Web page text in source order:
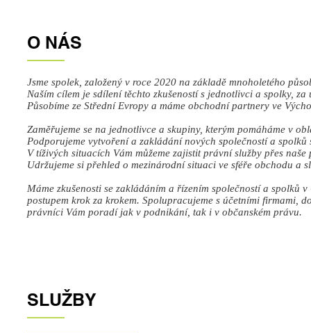
O NÁS
Jsme spolek, založený v roce 2020 na základě mnoholetého
Naším cílem je sdílení těchto zkušeností s jednotlivci a spolky,
Působíme ze Střední Evropy a máme obchodní partnery ve
Zaměřujeme se na jednotlivce a skupiny, kterým pomáháme v
Podporujeme vytvoření a zakládání nových společností a spolků
V tíživých situacích Vám můžeme zajistit právní služby přes
Udržujeme si přehled o mezinárodní situaci ve sféře obchodu a
Máme zkušenosti se zakládáním a řízením společností a spolků
postupem krok za krokem. Spolupracujeme s účetními firmami,
právníci Vám poradí jak v podnikání, tak i v občanském právu.
SLUŽBY